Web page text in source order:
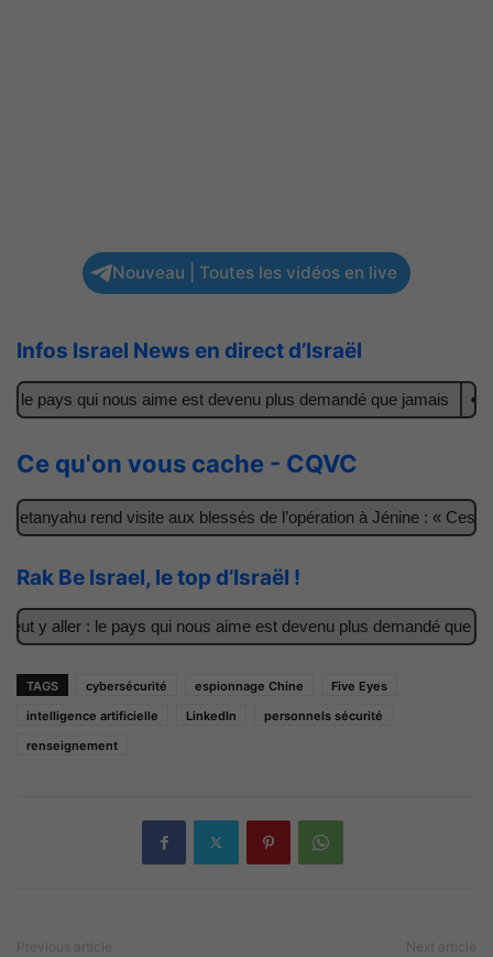
Nouveau | Toutes les vidéos en live
Infos Israel News en direct d’Israël
pays qui nous aime est devenu plus demandé que jamais Il
Ce qu'on vous cache - CQVC
rend visite aux blessés de l’opération à Jénine : « Ces
Rak Be Israel, le top d’Israël !
y aller : le pays qui nous aime est devenu plus demandé que
TAGS cybersécurité espionnage Chine
Five Eyes
intelligence artificielle
LinkedIn
personnels sécurité
renseignement
Previous article Next article